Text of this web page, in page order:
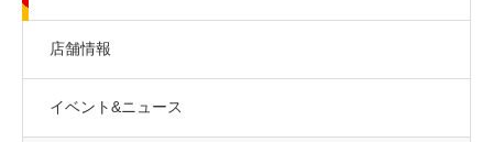
店舗情報
イベント&ニュース